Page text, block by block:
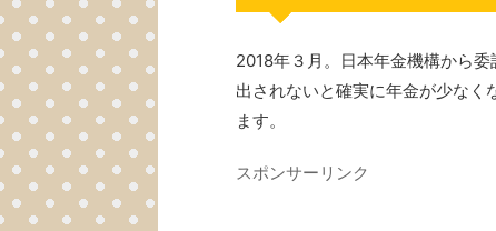
2018年３月。日本年金機構から
出されないと確実に年金が少なく
ます。
スポンサーリンク